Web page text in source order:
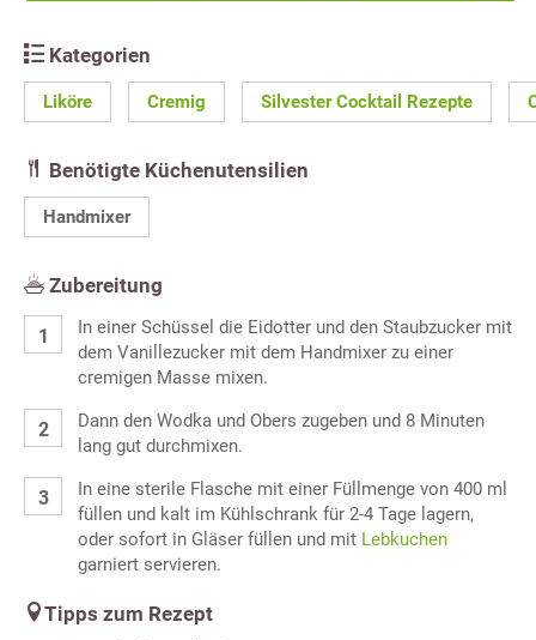
Kategorien
Liköre Cremig Silvester Cocktail Rezepte
Benötigte Küchenutensilien
Handmixer
Zubereitung
In einer Schüssel die Eidotter und den Staubzucker mit
dem Vanillezucker mit dem Handmixer zu einer
cremigen Masse mixen.
Dann den Wodka und Obers zugeben und 8 Minuten
lang gut durchmixen.
In eine sterile Flasche mit einer Füllmenge von 400 ml
füllen und kalt im Kühlschrank für 2-4 Tage lagern,
oder sofort in Gläser füllen und mit Lebkuchen
garniert servieren.
Tipps zum Rezept